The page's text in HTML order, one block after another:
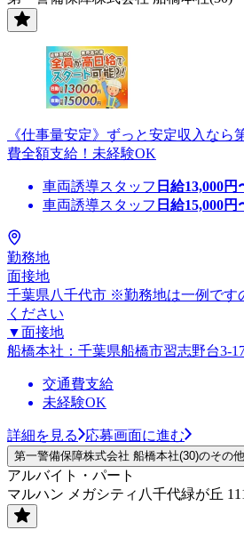
《仕事量安定》ずっと安定収入な
費全額支給！未経験OK
車両誘導スタッフ 日給13,000円
車両誘導スタッフ 日給15,000円
勤務地
面接地
千葉県八千代市 ※勤務地は一例です
ください
▼面接地
船橋本社：千葉県船橋市習志野台3-
交通費支給
未経験OK
詳細を見る 応募画面に進む
第一警備保障株式会社 船橋本社(30)のその
アルバイト・パート
マルハン メガシティ八千代緑が丘